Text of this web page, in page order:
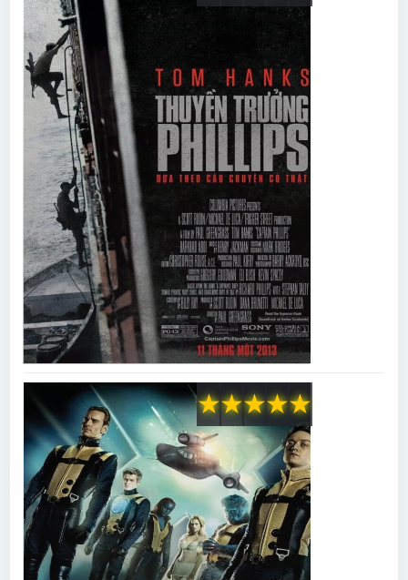
★
★
★
★
★